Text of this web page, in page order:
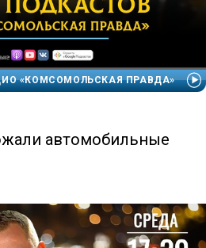
«КОМСОМОЛЬСКАЯ ПРАВДА»
автомобильные